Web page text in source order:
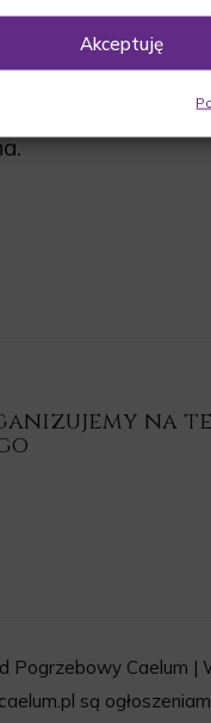
Akceptuję
o godz.
Następnie
w Międzyrzeczu
na
Pogrzebowy Caelum |
są